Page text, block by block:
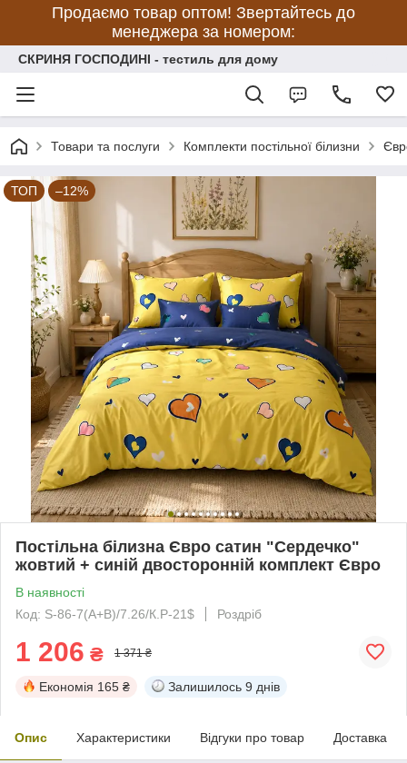
Продаємо товар оптом! Звертайтесь до
менеджера за номером:
СКРИНЯ ГОСПОДИНІ - тестиль для дому
Товари та послуги Комплекти постільної білизни
ТОП –12%
Постільна білизна Євро сатин "Сердечко"
жовтий + синій двосторонній комплект Євро
В наявності
Код: S-86-7(A+B)/7.26/К.Р-21$
Роздріб
1 206 ₴ 1 371 ₴
Економія 165 ₴ Залишилось 9 днів
Опис Характеристики Відгуки про товар Доставка